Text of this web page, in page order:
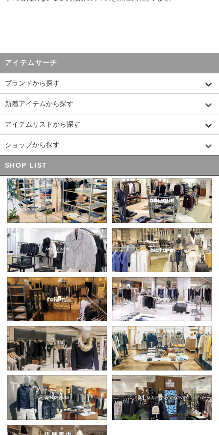
アイテムサーチ
ブランドから探す
新着アイテムから探す
アイテムリストから探す
ショップから探す
SHOP LIST